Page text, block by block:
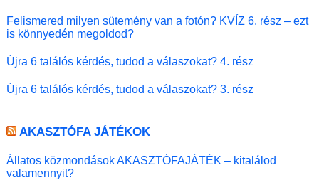
Felismered milyen sütemény van a fotón? KVÍZ 6. rész – ezt
is könnyedén megoldod?
Újra 6 találós kérdés, tudod a válaszokat? 4. rész
Újra 6 találós kérdés, tudod a válaszokat? 3. rész
AKASZTÓFA JÁTÉKOK
Állatos közmondások AKASZTÓFAJÁTÉK – kitalálod
valamennyit?